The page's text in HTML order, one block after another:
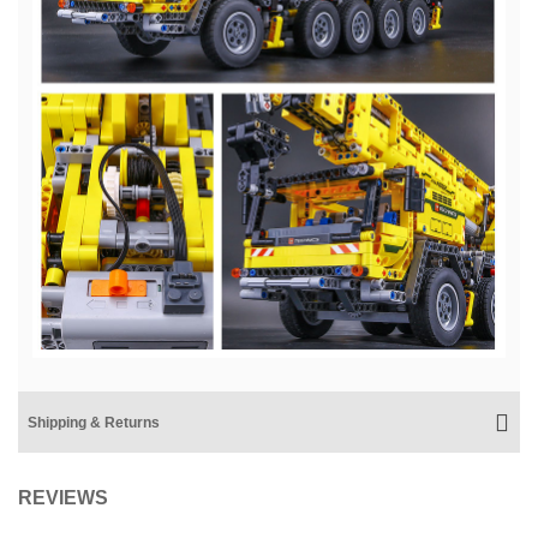
Shipping & Returns
REVIEWS